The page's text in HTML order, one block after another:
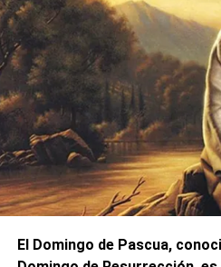
El Domingo de Pascua,